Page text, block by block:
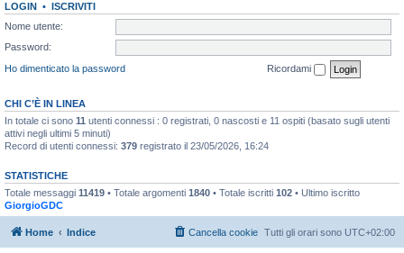
LOGIN • ISCRIVITI
Nome utente:
Password:
Ho dimenticato la password
Ricordami
CHI C’È IN LINEA
In totale ci sono 11 utenti connessi : 0 registrati, 0 nascosti e 11 ospiti (basato sugli utenti
attivi negli ultimi 5 minuti)
Record di utenti connessi: 379 registrato il 23/05/2026, 16:24
STATISTICHE
Totale messaggi 11419 • Totale argomenti 1840 • Totale iscritti 102 • Ultimo iscritto
GiorgioGDC
Home Indice Tutti gli orari sono UTC+02:00
Cancella cookie